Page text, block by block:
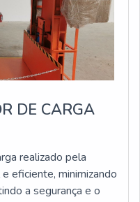
DE CARGA
realizado pela
eficiente, minimizando
a segurança e o